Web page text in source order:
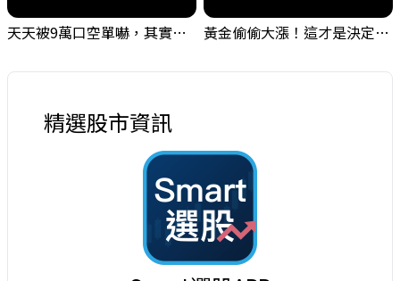
天天被9萬口空單嚇，其實你盯錯地方了｜Mr.Jimmy高志銘 #台股 #外資期貨 #融資 黃金偷偷大漲！這才是決定台股生死的「真風向球」！｜Mr.Jimmy高志銘 #黃金 #美元指數 #聯準會
精選股市資訊